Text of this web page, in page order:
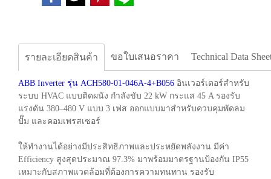
รายละเอียดสินค้า ขอใบเสนอราคา Technical Data
ABB Inverter รุ่น ACH580-01-046A-4+B056 อินเวอร์เตอร์สำหรับ
ระบบ HVAC แบบติดผนัง กำลังขับ 22 kW กระแส 45 A รองรับ
แรงดัน 380–480 V แบบ 3 เฟส ออกแบบมาสำหรับควบคุมพัดลม
ปั๊ม และคอมเพรสเซอร์
ให้ทำงานได้อย่างมีประสิทธิภาพและประหยัดพลังงาน มีค่า
Efficiency สูงสุดประมาณ 97.3% มาพร้อมมาตรฐานป้องกัน IP55
เหมาะกับสภาพแวดล้อมที่ต้องการความทนทาน รองรับ